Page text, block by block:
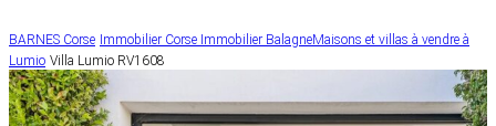
BARNES Corse Immobilier Corse Immobilier BalagneMaisons et villas à vendre à
Lumio Villa Lumio RV1608